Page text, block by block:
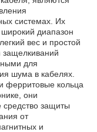
системах. Их
диапазон
вес и простой
для
шума в кабелях.
ферритовые кольца
они
защиты
от
и